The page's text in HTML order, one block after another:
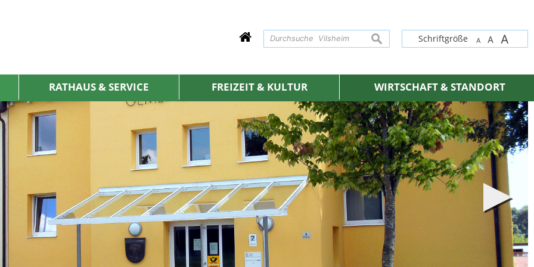
Schriftgröße A A A
suchen
RATHAUS & SERVICE FREIZEIT & KULTUR WIRTSCHAFT & STANDORT